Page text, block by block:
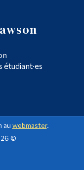
au webmaster.
©